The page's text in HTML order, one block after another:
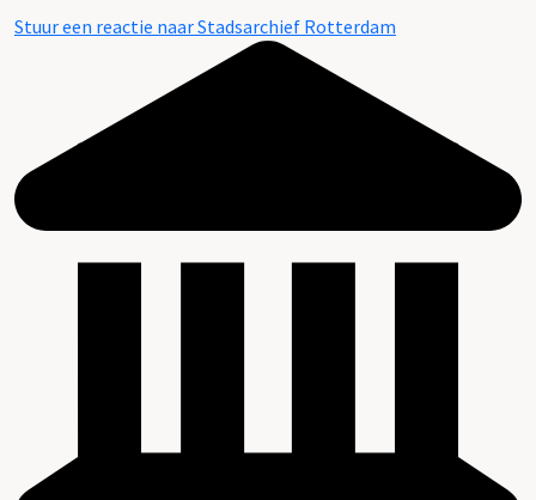
Stuur een reactie naar Stadsarchief Rotterdam